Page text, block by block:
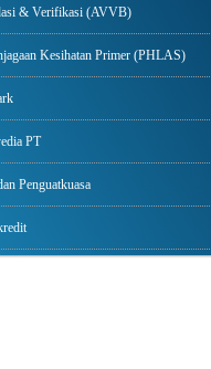
& Verifikasi (AVVB)
Kesihatan Primer (PHLAS)
PT
Penguatkuasa